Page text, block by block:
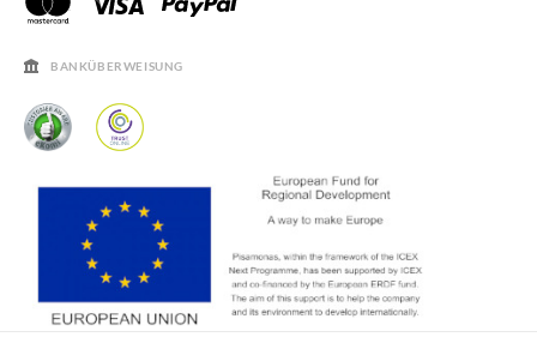
SALE
ÖFFNUNGSZEITEN
HÄUFIGKEIT DER BEANTWORTUNG VON FRAGEN
BANKÜBERWEISUNG